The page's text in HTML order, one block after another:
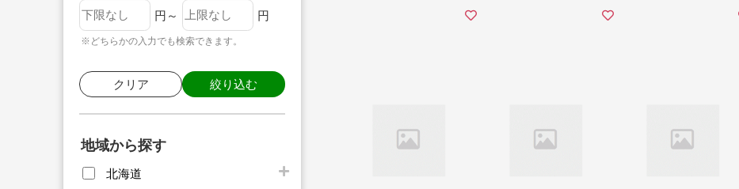
円～ 円
※どちらかの入力でも検索できます。
クリア 絞り込む
地域から探す
北海道